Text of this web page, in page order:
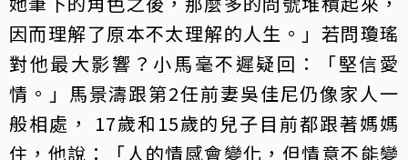
因而理解了原本不太理解的人生。」若問瓊瑤
對他最大影響？小馬毫不遲疑回：「堅信愛
情。」馬景濤跟第2任前妻吳佳尼仍像家人一
般相處， 17歲和15歲的兒子目前都跟著媽媽
住，他說：「人的情感會變化，但情意不能變